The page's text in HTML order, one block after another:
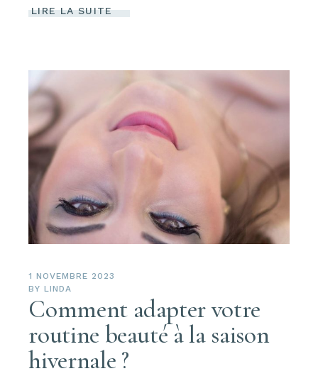
LIRE LA SUITE
1 NOVEMBRE 2023
BY LINDA
Comment adapter votre
routine beauté à la saison
hivernale ?